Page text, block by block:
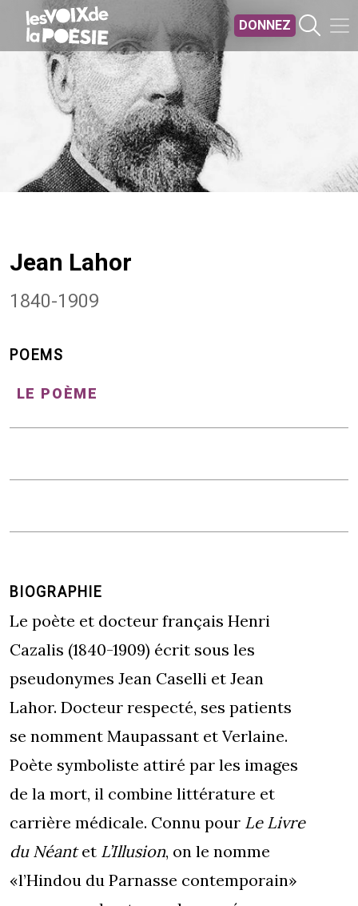
Aller au contenu principal
DONNEZ
Jean Lahor
1840-1909
BIOGRAPHIE
Le poète et docteur français Henri
Cazalis (1840-1909) écrit sous les
pseudonymes Jean Caselli et Jean
Lahor. Docteur respecté, ses patients
se nomment Maupassant et Verlaine.
Poète symboliste attiré par les images
de la mort, il combine littérature et
carrière médicale. Connu pour Le Livre
du Néantet L’Illusion, on le nomme
«l’Hindou du Parnasse contemporain»
POEMS
LE POÈME